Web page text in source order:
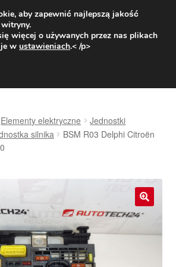
od 31 zł
16:00800 003 167
Elementy elektryczne
Jednostki
silnika
BSM R03 Delphi Citroën
🔍
aby zapewnić najlepszą jakość
więcej o używanych przez nas plikach
w ustawieniach.< /p>